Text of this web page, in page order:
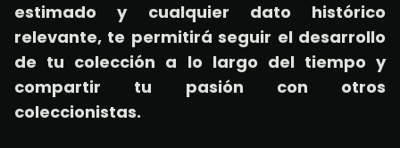
estimado y cualquier dato histórico
relevante, te permitirá seguir el desarrollo
de tu colección a lo largo del tiempo y
compartir tu pasión con otros
coleccionistas.